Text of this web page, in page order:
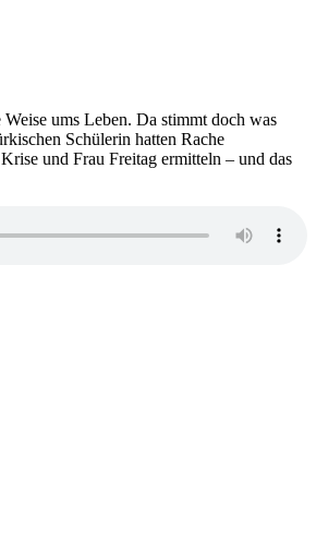
ums Leben. Da stimmt doch was
Schülerin hatten Rache
und Frau Freitag ermitteln – und das